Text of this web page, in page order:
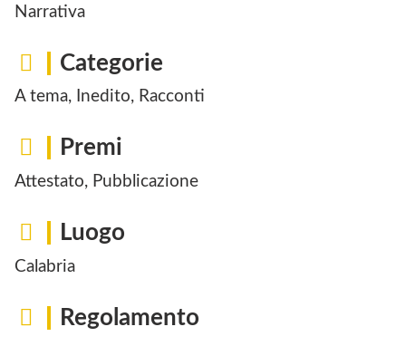
Narrativa
Categorie
A tema, Inedito, Racconti
Premi
Attestato, Pubblicazione
Luogo
Calabria
Regolamento